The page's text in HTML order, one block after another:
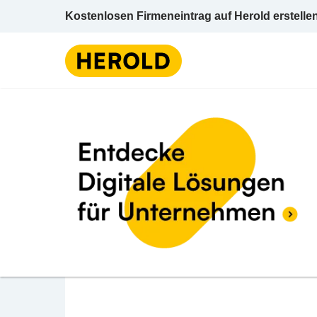
Kostenlosen Firmeneintrag auf Herold
BEWERTUNG ABGEBEN
Yvonne Kracher GmbH
Angergasse 20 7142 Illmitz Neusiedl am
Weine / Einzelhandel